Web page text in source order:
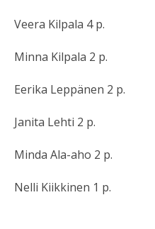
Veera Kilpala 4 p.
Minna Kilpala 2 p.
Eerika Leppänen 2 p.
Janita Lehti 2 p.
Minda Ala-aho 2 p.
Nelli Kiikkinen 1 p.